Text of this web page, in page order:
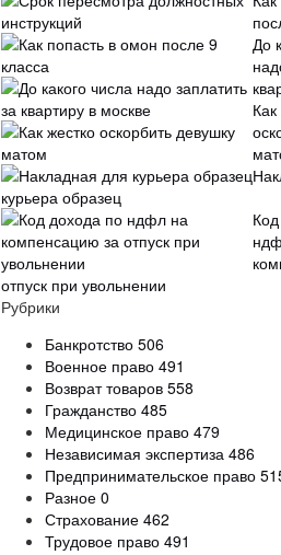
До
курьера образец
отпуск при увольнении
Рубрики
Банкротство 506
Военное право 491
Возврат товаров 558
Гражданство 485
Медицинское право 479
Независимая экспертиза 486
Предпринимательское право
Разное 0
Страхование 462
Трудовое право 491